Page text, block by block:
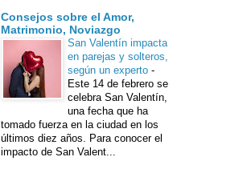
Consejos sobre el Amor,
Matrimonio, Noviazgo
San Valentín impacta
en parejas y solteros,
según un experto -
Este 14 de febrero se
celebra San Valentín,
una fecha que ha
tomado fuerza en la ciudad en los
últimos diez años. Para conocer el
impacto de San Valent...